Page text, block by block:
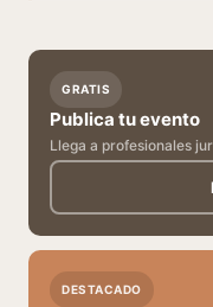
GRATIS
Publica tu evento
Llega a profesionales
DESTACADO